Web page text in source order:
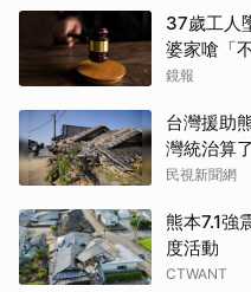
37歲工人
婆家嗆「
鏡報
台灣援助
灣統治算了
民視新聞網
熊本7.1強
度活動
CTWANT